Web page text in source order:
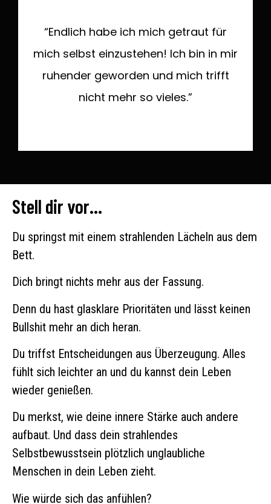
“Endlich habe ich mich getraut für
mich selbst einzustehen! Ich bin in mir
ruhender geworden und mich trifft
nicht mehr so vieles.”
Stell dir vor...
Du springst mit einem strahlenden Lächeln aus dem
Bett.
Dich bringt nichts mehr aus der Fassung.
Denn du hast glasklare Prioritäten und lässt keinen
Bullshit mehr an dich heran.
Du triffst Entscheidungen aus Überzeugung. Alles
fühlt sich leichter an und du kannst dein Leben
wieder genießen.
Du merkst, wie deine innere Stärke auch andere
aufbaut. Und dass dein strahlendes
Selbstbewusstsein plötzlich unglaubliche
Menschen in dein Leben zieht.
Wie würde sich das anfühlen?